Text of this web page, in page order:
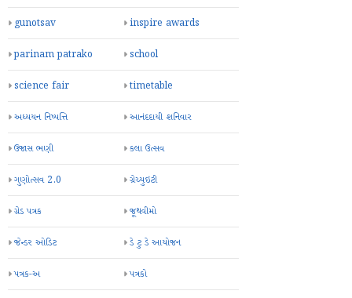
gunotsav inspire awards
parinam patrako school
science fair timetable
અધ્યયન નિષ્પત્તિ આનંદદાયી શનિવાર
ઉજાસ ભણી કલા ઉત્સવ
ગુણોત્સવ 2.0 ગ્રેચ્યુઇટી
ગ્રેડ પત્રક જૂથવીમો
જેન્ડર ઓડિટ ડે ટુ ડે આયોજન
પત્રક-અ પત્રકો